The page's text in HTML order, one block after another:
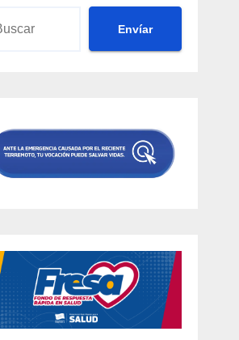
Envíar